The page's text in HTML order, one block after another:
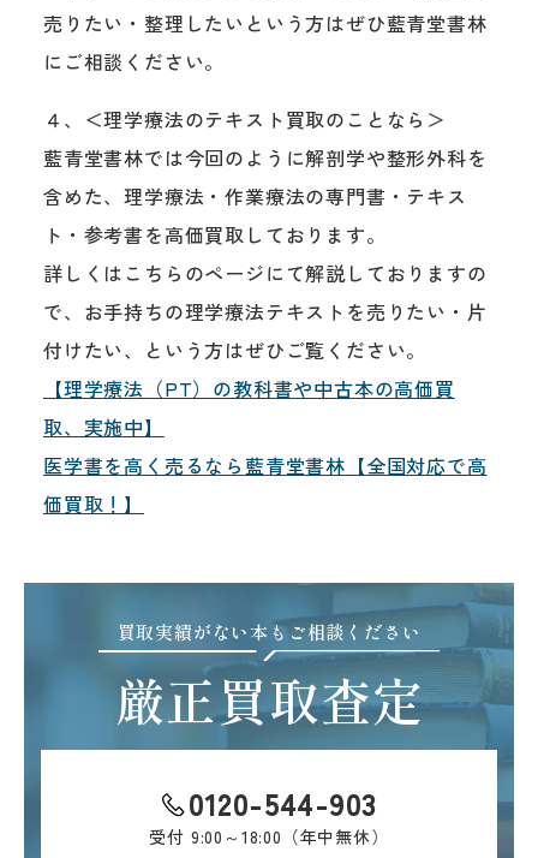
売りたい・整理したいという方はぜひ藍青堂書林
にご相談ください。
４、＜理学療法のテキスト買取のことなら＞
藍青堂書林では今回のように解剖学や整形外科を
含めた、理学療法・作業療法の専門書・テキス
ト・参考書を高価買取しております。
詳しくはこちらのページにて解説しておりますの
で、お手持ちの理学療法テキストを売りたい・片
付けたい、という方はぜひご覧ください。
【理学療法（PT）の教科書や中古本の高価買
取、実施中】
医学書を高く売るなら藍青堂書林【全国対応で高
価買取！】
買取実績がない本もご相談ください
厳正買取査定
0120-544-903
受付 9:00～18:00（年中無休）